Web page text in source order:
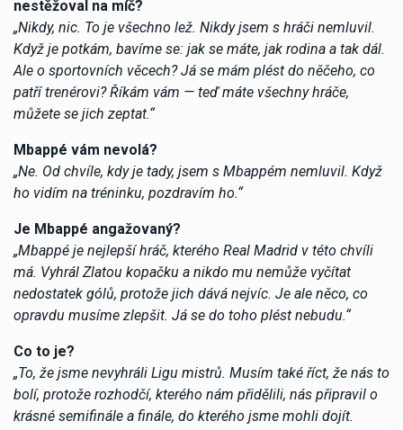
nestěžoval na míč?
„Nikdy, nic. To je všechno lež. Nikdy jsem s hráči nemluvil.
Když je potkám, bavíme se: jak se máte, jak rodina a tak dál.
Ale o sportovních věcech? Já se mám plést do něčeho, co
patří trenérovi? Říkám vám — teď máte všechny hráče,
můžete se jich zeptat.“
Mbappé vám nevolá?
„Ne. Od chvíle, kdy je tady, jsem s Mbappém nemluvil. Když
ho vidím na tréninku, pozdravím ho.“
Je Mbappé angažovaný?
„Mbappé je nejlepší hráč, kterého Real Madrid v této chvíli
má. Vyhrál Zlatou kopačku a nikdo mu nemůže vyčítat
nedostatek gólů, protože jich dává nejvíc. Je ale něco, co
opravdu musíme zlepšit. Já se do toho plést nebudu.“
Co to je?
„To, že jsme nevyhráli Ligu mistrů. Musím také říct, že nás to
bolí, protože rozhodčí, kterého nám přidělili, nás připravil o
krásné semifinále a finále, do kterého jsme mohli dojít.